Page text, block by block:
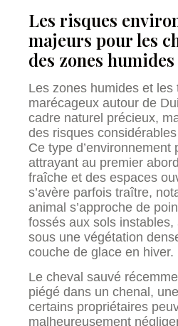
Les risques
majeurs pour les
des zones
Les zones humides et les
marécageux autour de
cadre naturel précieux,
des risques
Ce type d’environnement
attrayant au premier
fraîche et des espaces
s’avère parfois traître,
animal s’approche de
fossés aux sols
sous une végétation
couche de glace en hiver.
Le cheval sauvé
piégé dans un chenal,
certains propriétaires
malheureusement